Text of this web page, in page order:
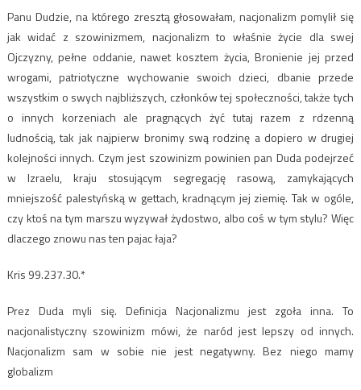
Panu Dudzie, na którego zresztą głosowałam, nacjonalizm pomylił się
jak widać z szowinizmem, nacjonalizm to właśnie życie dla swej
Ojczyzny, pełne oddanie, nawet kosztem życia, Bronienie jej przed
wrogami, patriotyczne wychowanie swoich dzieci, dbanie przede
wszystkim o swych najbliższych, członków tej społeczności, także tych
o innych korzeniach ale pragnących żyć tutaj razem z rdzenną
ludnością, tak jak najpierw bronimy swą rodzinę a dopiero w drugiej
kolejności innych. Czym jest szowinizm powinien pan Duda podejrzeć
w Izraelu, kraju stosującym segregację rasową, zamykających
mniejszość palestyńską w gettach, kradnącym jej ziemię. Tak w ogóle,
czy ktoś na tym marszu wyzywał żydostwo, albo coś w tym stylu? Więc
dlaczego znowu nas ten pajac łaja?
Kris 99.237.30.*
Prez Duda myli się. Definicja Nacjonalizmu jest zgoła inna. To
nacjonalistyczny szowinizm mówi, że naród jest lepszy od innych.
Nacjonalizm sam w sobie nie jest negatywny. Bez niego mamy
globalizm